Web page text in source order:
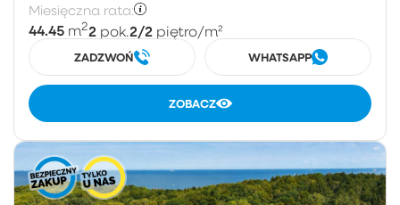
Miesięczna rata:
44.45 m22 pok.2/2 piętro/m²
ZADZWOŃ WHATSAPP
ZOBACZ